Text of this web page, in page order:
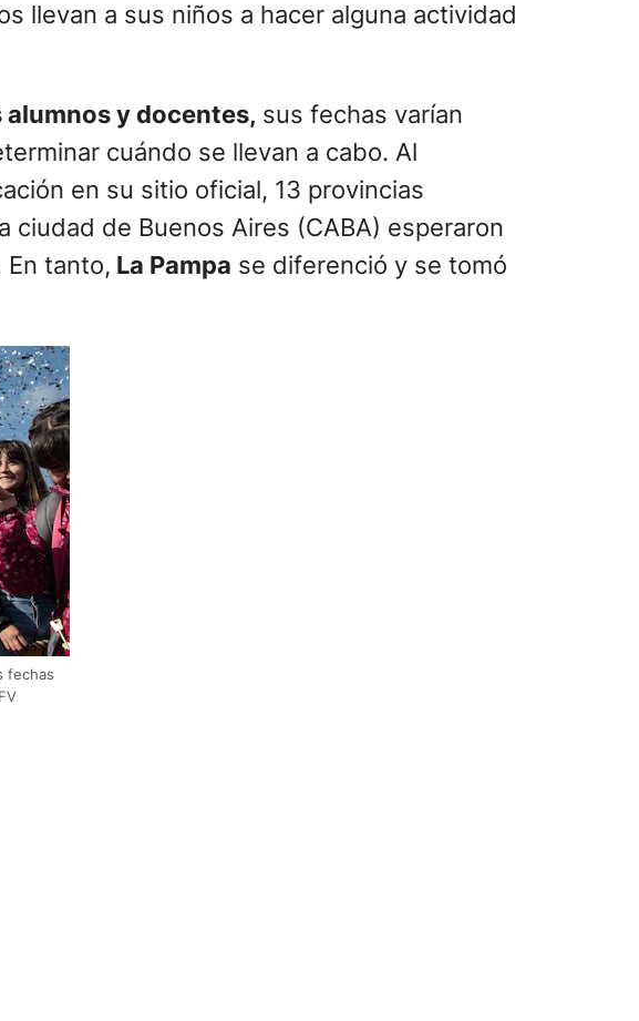
llevan a sus niños a hacer alguna actividad
alumnos y docentes, sus fechas varían
cuándo se llevan a cabo. Al
en su sitio oficial, 13 provincias
de Buenos Aires (CABA) esperaron
En tanto, La Pampa se diferenció y se tomó
fechas